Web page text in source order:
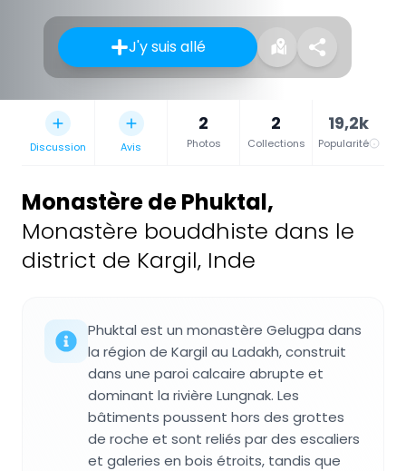
J'y suis allé
Discussion Avis
2
Photos
2
Collections
19,2k
Popularité
Monastère de Phuktal,
Monastère bouddhiste dans le
district de Kargil, Inde
Phuktal est un monastère Gelugpa dans
la région de Kargil au Ladakh, construit
dans une paroi calcaire abrupte et
dominant la rivière Lungnak. Les
bâtiments poussent hors des grottes
de roche et sont reliés par des escaliers
et galeries en bois étroits, tandis que